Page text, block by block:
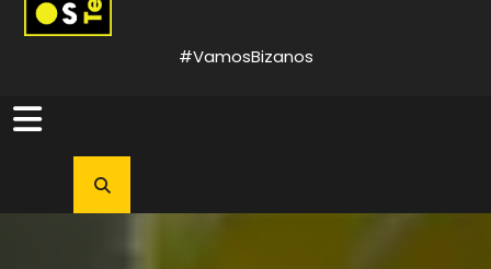
#VamosBizanos
Open
Button